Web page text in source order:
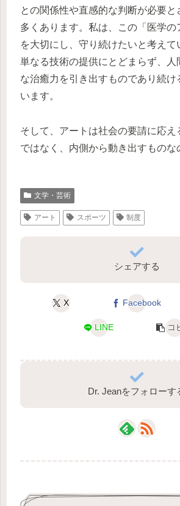
との関係性や直感的な判断が必要と
多くあります。私は、この「医学の
を大切にし、守り続けたいと考えて
単なる技術の提供にとどまらず、人
な治癒力を引き出すものであり続け
います。
そして、アートは社会の要請に応え
ではなく、内側から動き出すものな
文学・芸術
アート スポーツ 制度
シェアする
X Facebook
LINE コ
Dr. Jeanをフォローす